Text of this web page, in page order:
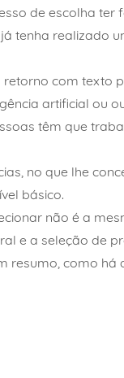
de escolha ter
tenha realizado
com texto
artificial ou
têm que
no que lhe
básico.
não é a
e a seleção de
resumo, como há